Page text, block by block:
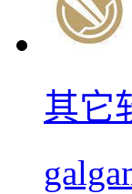
其它